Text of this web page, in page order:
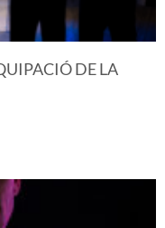
DE LA